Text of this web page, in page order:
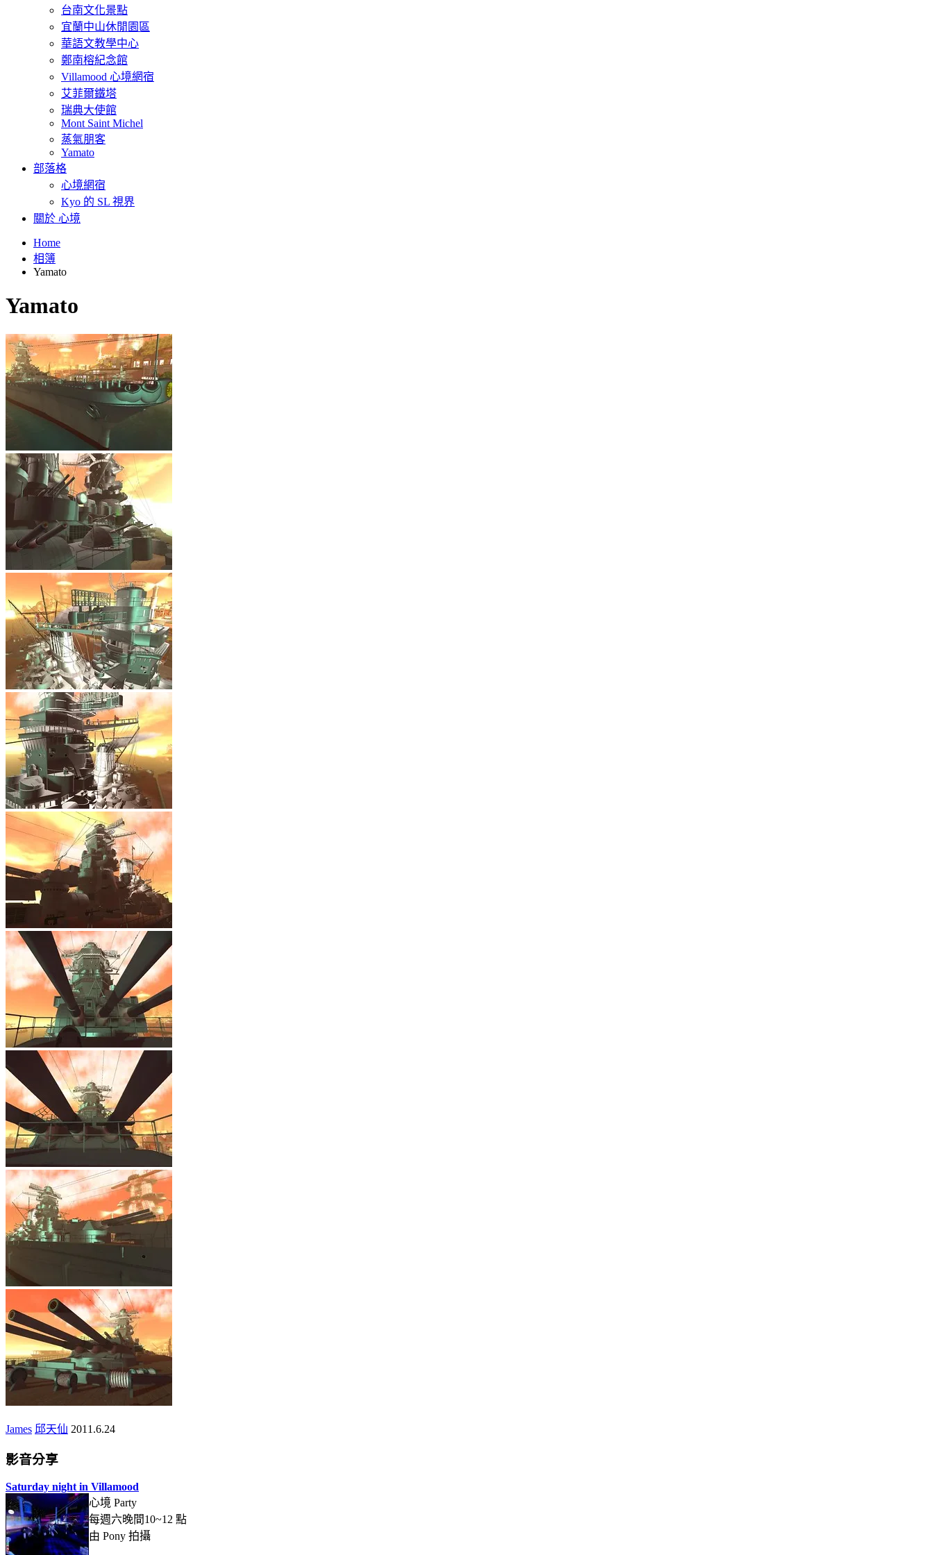
台南文化景點
宜蘭中山休閒園區
華語文教學中心
鄭南榕紀念館
Villamood 心境網宿
艾菲爾鐵塔
瑞典大使館
Mont Saint Michel
蒸氣朋客
Yamato
部落格
心境網宿
Kyo 的 SL 視界
關於 心境
Home
相簿
Yamato
Yamato
James 邱天仙 2011.6.24
影音分享
Saturday night in Villamood
心境 Party
每週六晚間10~12 點
由 Pony 拍攝